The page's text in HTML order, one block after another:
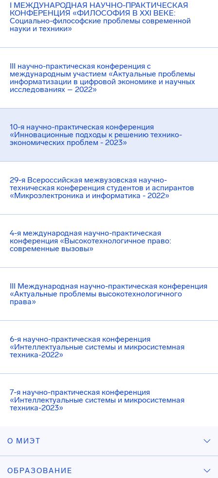
I МЕЖДУНАРОДНАЯ НАУЧНО-ПРАКТИЧЕСКАЯ
КОНФЕРЕНЦИЯ «ФИЛОСОФИЯ В XXI ВЕКЕ:
Социально-философские проблемы современной
науки и техники»
III научно-практическая конференция с
международным участием «Актуальные проблемы
информатизации в цифровой экономике и научных
исследованиях – 2022»
10-я научно-практическая конференция
«Инновационные подходы к решению технико-
экономических проблем - 2023»
29-я Всероссийская межвузовская научно-
техническая конференция студентов и аспирантов
«Микроэлектроника и информатика - 2022»
4-я международная научно-практическая
конференция «Высокотехнологичное право:
современные вызовы»
III Международная научно-практическая конференция
«Актуальные проблемы высокотехнологичного
права»
6-я научно-практическая конференция
«Интеллектуальные системы и микросистемная
техника-2022»
7-я научно-практическая конференция
«Интеллектуальные системы и микросистемная
техника-2023»
О МИЭТ
ОБРАЗОВАНИЕ